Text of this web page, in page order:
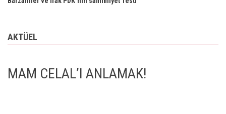
AKTÜEL
MAM CELAL’I ANLAMAK!